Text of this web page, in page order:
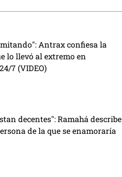
Antrax confiesa la
lo llevó al extremo en
7 (VIDEO)
decentes": Ramahá describe
de la que se enamoraría